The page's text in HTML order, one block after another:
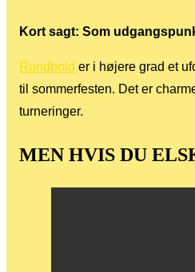
Kort sagt: Som
Rundbold er i højere grad et
til sommerfesten. Det er
turneringer.
MEN HVIS DU